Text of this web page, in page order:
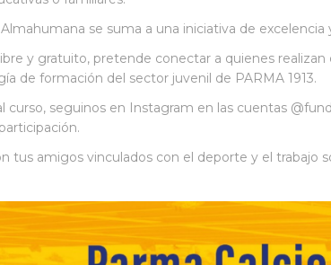
se suma a una iniciativa de excelencia
y gratuito, pretende conectar a quienes
de formación del sector juvenil de PARMA 1913.
curso, seguinos en Instagram en las cuentas
tus amigos vinculados con el deporte y el trabajo